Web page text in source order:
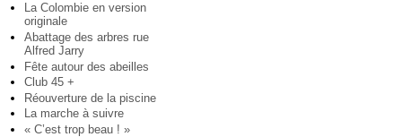
La Colombie en version
originale
Abattage des arbres rue
Alfred Jarry
Fête autour des abeilles
Club 45 +
Réouverture de la piscine
La marche à suivre
« C’est trop beau ! »